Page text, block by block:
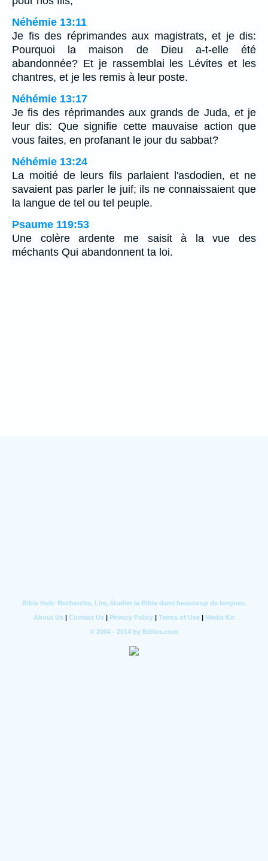
Néhémie 13:11
Je fis des réprimandes aux magistrats, et je dis:
Pourquoi la maison de Dieu a-t-elle été
abandonnée? Et je rassemblai les Lévites et les
chantres, et je les remis à leur poste.
Néhémie 13:17
Je fis des réprimandes aux grands de Juda, et je
leur dis: Que signifie cette mauvaise action que
vous faites, en profanant le jour du sabbat?
Néhémie 13:24
La moitié de leurs fils parlaient l'asdodien, et ne
savaient pas parler le juif; ils ne connaissaient que
la langue de tel ou tel peuple.
Psaume 119:53
Une colère ardente me saisit à la vue des
méchants Qui abandonnent ta loi.